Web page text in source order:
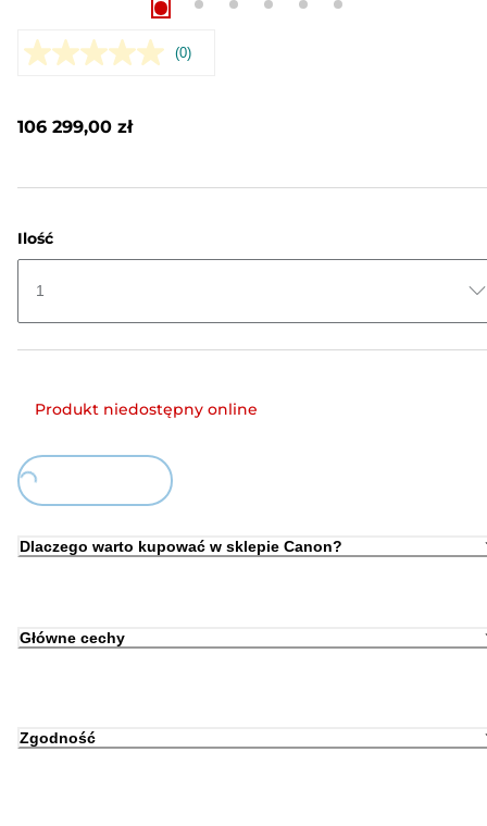
Brak
(0)
106 299,00 zł
Ilość
1
Produkt niedostępny online
Loading...
Dlaczego warto kupować w sklepie Canon?
Główne cechy
Zgodność